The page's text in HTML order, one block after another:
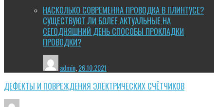
НАСКОЛЬКО СОВРЕМЕННА ПРОВОДКА В ПЛИНТУСЕ?
СУЩЕСТВУЮТ ЛИ БОЛЕЕ АКТУАЛЬНЫЕ НА
СЕГОДНЯШНИЙ ДЕНЬ СПОСОБЫ ПРОКЛАДКИ
ПРОВОДКИ?
admin,26.10.2021
ДЕФЕКТЫ И ПОВРЕЖДЕНИЯ ЭЛЕКТРИЧЕСКИХ СЧЁТЧИКОВ